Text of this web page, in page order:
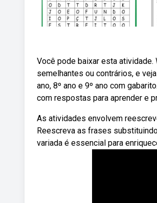
Você pode baixar esta
semelhantes ou contrários, e
ano, 8º ano e 9º ano com
com respostas para aprender e
As atividades envolvem
Reescreva as frases
variada é essencial para